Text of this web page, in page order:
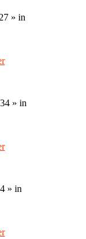
» in
» in
» in